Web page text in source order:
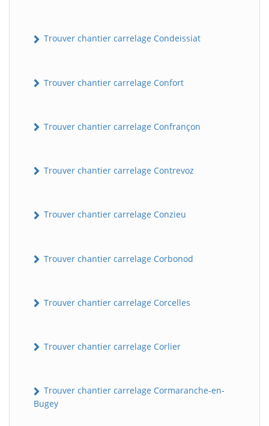
Trouver chantier carrelage Condeissiat
Trouver chantier carrelage Confort
Trouver chantier carrelage Confrançon
Trouver chantier carrelage Contrevoz
Trouver chantier carrelage Conzieu
Trouver chantier carrelage Corbonod
Trouver chantier carrelage Corcelles
Trouver chantier carrelage Corlier
Trouver chantier carrelage Cormaranche-en-
Bugey
B BatiWebPro